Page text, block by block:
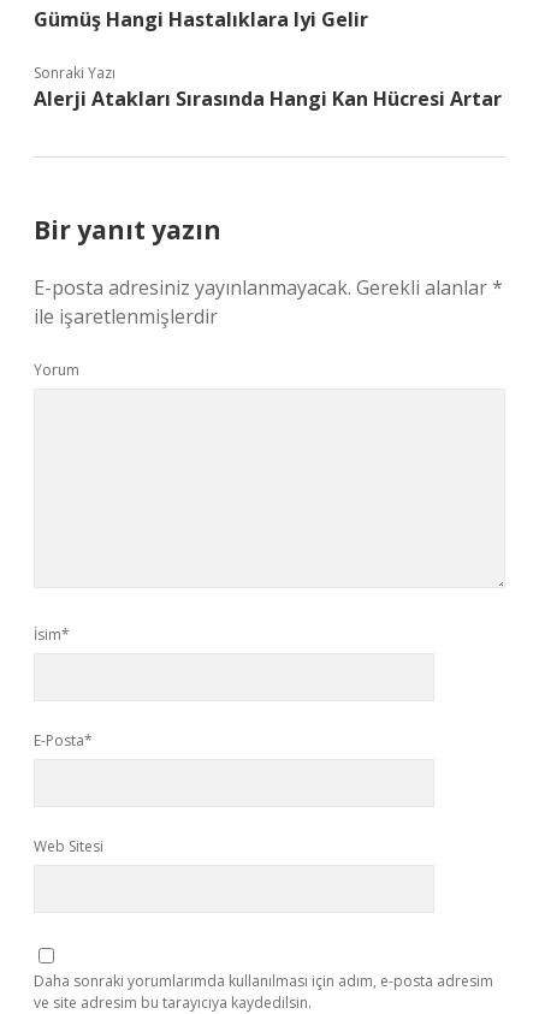
Gümüş Hangi Hastalıklara Iyi Gelir
Sonraki Yazı
Alerji Atakları Sırasında Hangi Kan Hücresi Artar
Bir yanıt yazın
E-posta adresiniz yayınlanmayacak. Gerekli alanlar*
ile işaretlenmişlerdir
Yorum
İsim*
E-Posta*
Web Sitesi
Daha sonraki yorumlarımda kullanılması için adım, e-posta adresim
ve site adresim bu tarayıcıya kaydedilsin.